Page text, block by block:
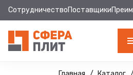
СотрудничествоПоставщики